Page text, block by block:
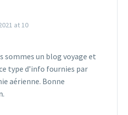
at 10
sommes un blog voyage et
type d’info fournies par
aérienne. Bonne